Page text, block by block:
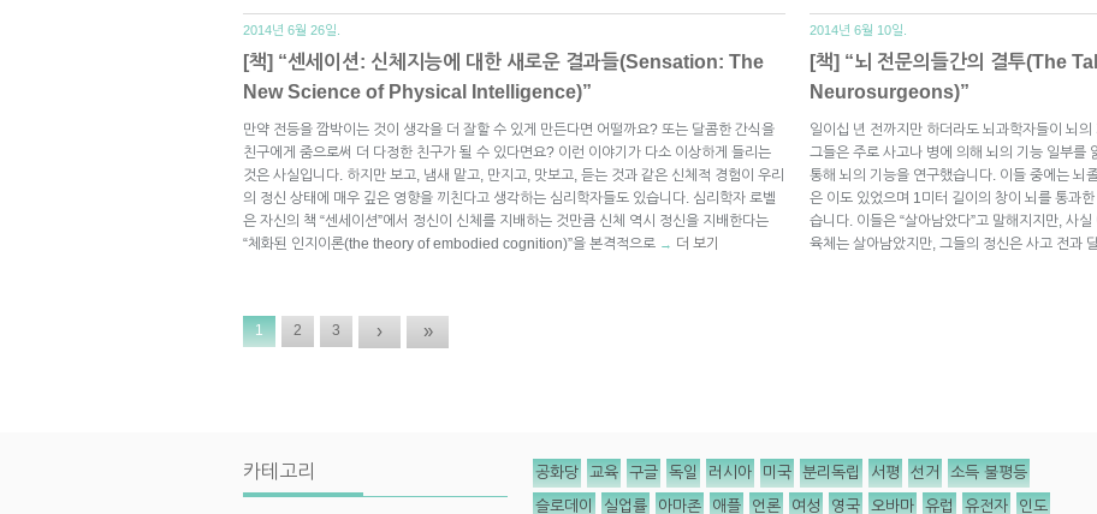
2014년 6월 26일.
[책] “센세이션: 신체지능에 대한 새로운 결과들(Sensation: The
New Science of Physical Intelligence)”
만약 전등을 깜박이는 것이 생각을 더 잘할 수 있게 만든다면 어떨까요? 또는 달콤한 간식을
친구에게 줌으로써 더 다정한 친구가 될 수 있다면요? 이런 이야기가 다소 이상하게 들리는
것은 사실입니다. 하지만 보고, 냄새 맡고, 만지고, 맛보고, 듣는 것과 같은 신체적 경험이 우리
의 정신 상태에 매우 깊은 영향을 끼친다고 생각하는 심리학자들도 있습니다. 심리학자 로벨
은 자신의 책 “센세이션”에서 정신이 신체를 지배하는 것만큼 신체 역시 정신을 지배한다는
“체화된 인지이론(the theory of embodied cognition)”을 본격적으로 → 더 보기
2014년 6월 10일.
[책] “뇌 전문의들간의 결투(The
Neurosurgeons)”
일이십 년 전까지만 하더라도 뇌과학자들이 뇌
그들은 주로 사고나 병에 의해 뇌의 기능 일부를
통해 뇌의 기능을 연구했습니다. 이들 중에는 뇌
은 이도 있었으며 1미터 길이의 창이 뇌를 통과
습니다. 이들은 “살아남았다”고 말해지지만, 사
육체는 살아남았지만, 그들의 정신은 사고 전과
1 2 3 › »
카테고리 공화당 교육 구글 독일 러시아 미국 분리독립 서평 선거 소득 불평등
슬로데이 실업률 아마존 애플 언론 여성 영국 오바마 유럽 유전자 인도